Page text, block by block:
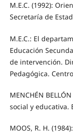
M.E.C. (1992):
Secretaría de
M.E.C.: El
Educación
de intervención.
Pedagógica.
MENCHÉN
social y educativa.
MOOS, R. H.